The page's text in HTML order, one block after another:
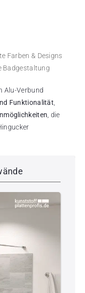
Farben & Designs
Badgestaltung
Alu-Verbund
Funktionalität
, die